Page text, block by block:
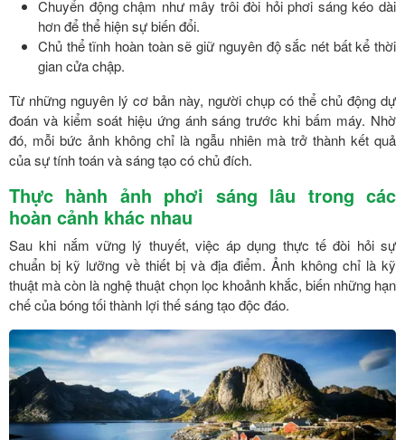
Chuyển động chậm như mây trôi đòi hỏi phơi sáng kéo dài
hơn để thể hiện sự biến đổi.
Chủ thể tĩnh hoàn toàn sẽ giữ nguyên độ sắc nét bất kể thời
gian cửa chập.
Từ những nguyên lý cơ bản này, người chụp có thể chủ động dự
đoán và kiểm soát hiệu ứng ánh sáng trước khi bấm máy. Nhờ
đó, mỗi bức ảnh không chỉ là ngẫu nhiên mà trở thành kết quả
của sự tính toán và sáng tạo có chủ đích.
Thực hành ảnh phơi sáng lâu trong các
hoàn cảnh khác nhau
Sau khi nắm vững lý thuyết, việc áp dụng thực tế đòi hỏi sự
chuẩn bị kỹ lưỡng về thiết bị và địa điểm. Ảnh không chỉ là kỹ
thuật mà còn là nghệ thuật chọn lọc khoảnh khắc, biến những hạn
chế của bóng tối thành lợi thế sáng tạo độc đáo.